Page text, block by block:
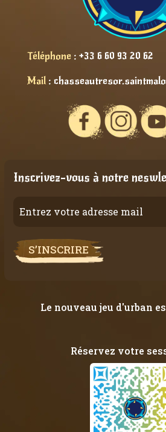
Téléphone: +33 6 60 93 20 62
Mail:
Inscrivez-vous à notre
S’INSCRIRE
Le nouveau jeu d'urban
Réservez votre